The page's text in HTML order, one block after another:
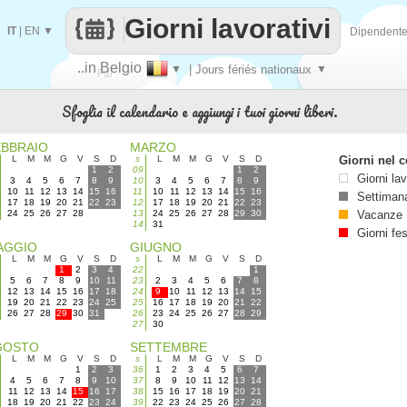
Fai
..in Belgio ▼ | Jours fériés nationaux ▼
Giorni lavorativi
IT| EN ▼
Sfoglia il calendario e aggiungi i tuoi giorni liberi.
L M M G V S
D
1
2
3
4 5 6 7 8
9
10
11 12 13 14 15
16
17
18 19 20 21 22
23
24 25 26 27 28
MARZO
s L M M G V S
D
09
1
2
10
3 4 5 6 7 8
9
11
10 11 12 13 14 15
16
12
17 18 19 20 21 22
23
13
24 25 26 27 28 29
30
14
31
L M M G V S
D
1
2 3
4
5
6 7 8 9 10
11
12
13 14 15 16 17
18
19
20 21 22 23 24
25
26
27 28 29 30 31
GIUGNO
s L M M G V S
D
22
1
23
2 3 4 5 6 7
8
24
9 10 11 12 13 14
15
25
16 17 18 19 20 21
22
26
23 24 25 26 27 28
29
27
30
L M M G V S
D
1
2
3
4
5 6 7 8 9
10
11
12 13 14 15 16
17
18
19 20 21 22 23
24
SETTEMBRE
s L M M G V S
D
36
1 2 3 4 5 6
7
37
8 9 10 11 12 13
14
38
15 16 17 18 19 20
21
39
22 23 24 25 26 27
28
Giorni nel
Giorni
Vacanze
Giorni